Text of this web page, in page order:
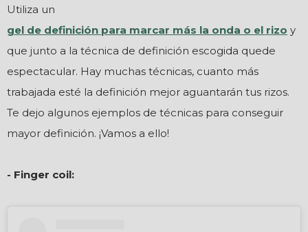
Utiliza un
gel de definición para marcar más la onda o el rizo y
que junto a la técnica de definición escogida quede
espectacular. Hay muchas técnicas, cuanto más
trabajada esté la definición mejor aguantarán tus rizos.
Te dejo algunos ejemplos de técnicas para conseguir
mayor definición. ¡Vamos a ello!
- Finger coil: